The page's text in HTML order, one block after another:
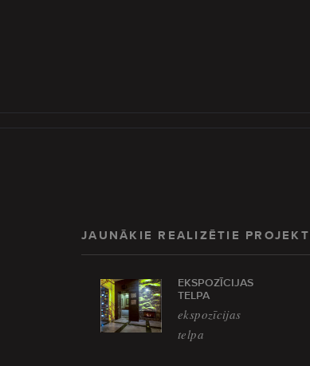
JAUNĀKIE REALIZĒTIE PROJEKTI
EKSPOZĪCIJAS
TELPA
ekspozīcijas
telpa